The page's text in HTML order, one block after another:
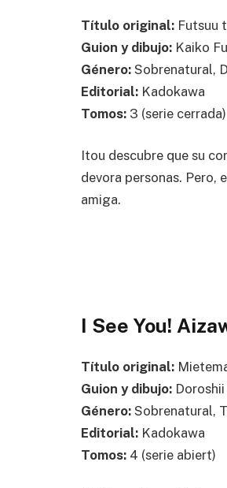
Título original: Futsuu
Guion y dibujo: Kaiko
Género: Sobrenatural,
Editorial: Kadokawa
Tomos: 3 (serie cerrada)
Itou descubre que su
devora personas. Pero,
amiga.
I See You!
Título original:
Guion y dibujo:
Género: Sobrenatural,
Editorial: Kadokawa
Tomos: 4 (serie abiert)